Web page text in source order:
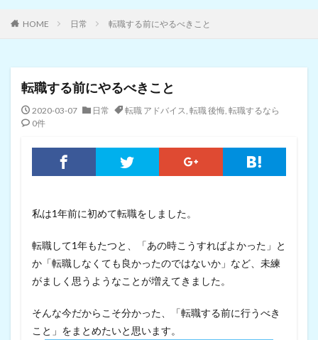
HOME 日常 転職する前にやるべきこと
転職する前にやるべきこと
2020-03-07 日常 転職 アドバイス, 転職 後悔, 転職するなら
0件
私は1年前に初めて転職をしました。
転職して1年もたつと、「あの時こうすればよかった」と
か「転職しなくても良かったのではないか」など、未練
がましく思うようなことが増えてきました。
そんな今だからこそ分かった、「転職する前に行うべき
こと」をまとめたいと思います。